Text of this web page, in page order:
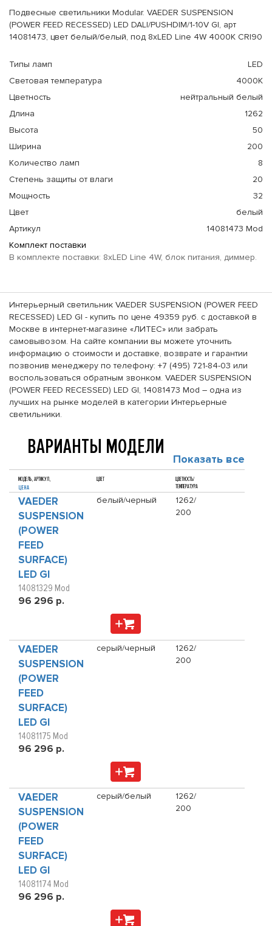
Подвесные светильники Modular. VAEDER SUSPENSION
(POWER FEED RECESSED) LED DALI/PUSHDIM/1-10V GI, арт
14081473, цвет белый/белый, под 8xLED Line 4W 4000K CRI90
Типы ламп
LED
Световая температура
4000K
Цветность
нейтральный белый
Длина
1262
Высота
50
Ширина
200
Количество ламп
8
Степень защиты от влаги
20
Мощность
32
Цвет
белый
Артикул
14081473 Mod
Комплект поставки
В комплекте поставки: 8xLED Line 4W, блок питания, диммер.
Интерьерный светильник VAEDER SUSPENSION (POWER FEED
RECESSED) LED GI - купить по цене 49359 руб. с доставкой в
Москве в интернет-магазине «ЛИТЕС» или забрать
самовывозом. На сайте компании вы можете уточнить
информацию о стоимости и доставке, возврате и гарантии
позвонив менеджеру по телефону: +7 (495) 721-84-03 или
воспользоваться обратным звонком. VAEDER SUSPENSION
(POWER FEED RECESSED) LED GI, 14081473 Mod – одна из
лучших на рынке моделей в категории Интерьерные
светильники.
ВАРИАНТЫ МОДЕЛИ Показать все
МОДЕЛЬ, АРТИКУЛ,
ЦЕНА
ЦВЕТ
ЦВЕТНОСТЬ/
ТЕМПЕРАТУРА
VAEDER
SUSPENSION
(POWER
FEED
SURFACE)
LED GI
14081329 Mod
96 296 р.
белый/черный
1262/
200
VAEDER
SUSPENSION
(POWER
FEED
SURFACE)
LED GI
14081175 Mod
96 296 р.
серый/черный
1262/
200
VAEDER
SUSPENSION
(POWER
FEED
SURFACE)
LED GI
14081174 Mod
96 296 р.
серый/белый
1262/
200